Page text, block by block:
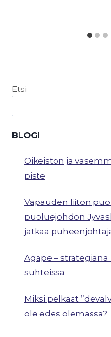
Etsi
BLOGI
Oikeiston ja
piste
Vapauden liiton
puoluejohdon
jatkaa
Agape – strategiana
suhteissa
Miksi pelkäät
ole edes olemassa?